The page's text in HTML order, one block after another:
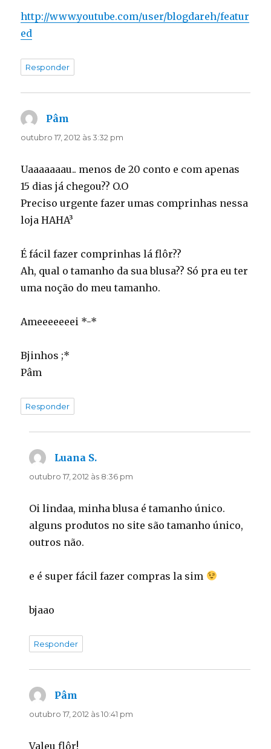
http://www.youtube.com/user/blogdareh/featur
ed
Responder
Pâm
outubro 17, 2012 às 3:32 pm
Uaaaaaaau.. menos de 20 conto e com apenas
15 dias já chegou?? O.O
Preciso urgente fazer umas comprinhas nessa
loja HAHA³
É fácil fazer comprinhas lá flôr??
Ah, qual o tamanho da sua blusa?? Só pra eu ter
uma noção do meu tamanho.
Ameeeeeeei *-*
Bjinhos ;*
Pâm
Responder
Luana S.
outubro 17, 2012 às 8:36 pm
Oi lindaa, minha blusa é tamanho único.
alguns produtos no site são tamanho único,
outros não.
e é super fácil fazer compras la sim
bjaao
Responder
Pâm
outubro 17, 2012 às 10:41 pm
Valeu flôr!